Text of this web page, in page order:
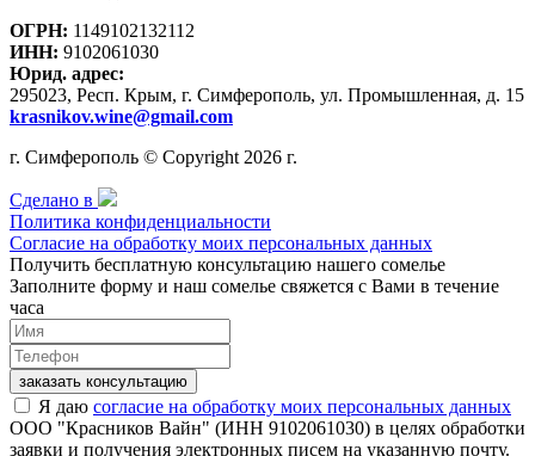
ОГРН: 1149102132112
ИНН: 9102061030
Юрид. адрес:
295023, Респ. Крым, г. Симферополь, ул. Промышленная, д. 15
krasnikov.wine@gmail.com
г. Симферополь © Copyright 2026 г.
Сделано в
Политика конфиденциальности
Согласие на обработку моих персональных данных
Получить бесплатную консультацию нашего сомелье
Заполните форму и наш сомелье свяжется с Вами в течение
часа
заказать консультацию
Я даю согласие на обработку моих персональных данных
ООО "Красников Вайн" (ИНН 9102061030) в целях обработки
заявки и получения электронных писем на указанную почту.